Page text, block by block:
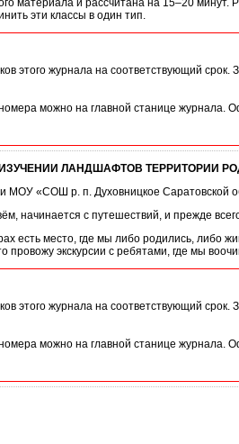
материала и рассчитана на 15–20 минут.
эти классы в один тип.
этого журнала на соответствующий
можно на главной станице
ЛАНДШАФТОВ ТЕРРИТОРИИ
МОУ «СОШ р. п. Духовницкое Саратовской
начинается с путешествий, и прежде
есть место, где мы либо родились, либо
провожу экскурсии с ребятами, где мы
этого журнала на соответствующий
можно на главной станице